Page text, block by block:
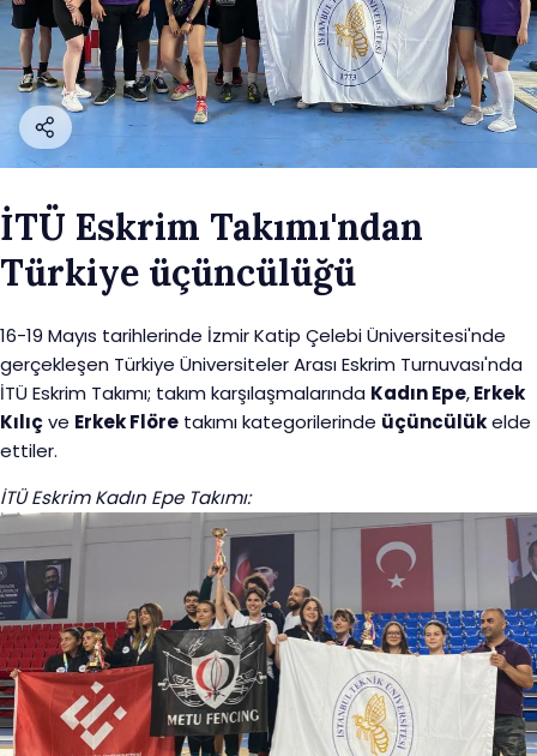
İTÜ Eskrim Takımı'ndan
Türkiye üçüncülüğü
16-19 Mayıs tarihlerinde İzmir Katip Çelebi Üniversitesi'nde
gerçekleşen Türkiye Üniversiteler Arası Eskrim Turnuvası'nda
İTÜ Eskrim Takımı; takım karşılaşmalarında Kadın Epe,Erkek
Kılıçve Erkek Flöre takımı kategorilerinde üçüncülükelde
ettiler.
İTÜ Eskrim Kadın Epe Takımı: